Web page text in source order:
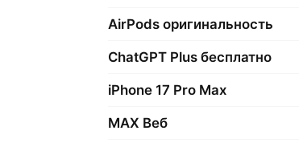
AirPods оригинальность
ChatGPT Plus бесплатно
iPhone 17 Pro Max
МАХ Веб